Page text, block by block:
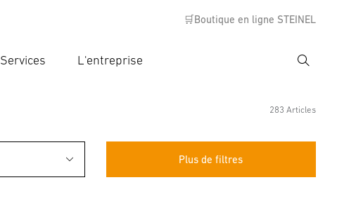
🛒Boutique en ligne STEINEL
Services L'entreprise
283 Articles
Plus de filtres